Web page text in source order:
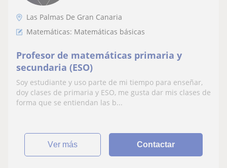
Las Palmas De Gran Canaria
Matemáticas: Matemáticas básicas
Profesor de matemáticas primaria y
secundaria (ESO)
Soy estudiante y uso parte de mi tiempo para enseñar,
doy clases de primaria y ESO, me gusta dar mis clases de
forma que se entiendan las b...
ver más Contactar